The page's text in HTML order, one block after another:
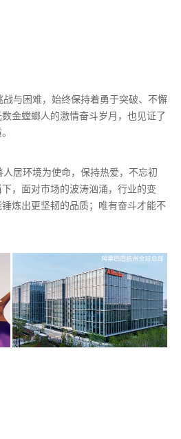
与困难，始终保持着勇于突破、不懈
金螳螂人的激情奋斗岁月，也见证了
居环境为使命，保持热爱，不忘初
，面对市场的波涛汹涌，行业的变
炼出更坚韧的品质；唯有奋斗才能不